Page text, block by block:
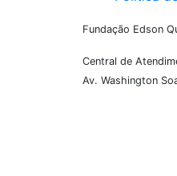
Fundação Edson
Central de
Av. Washington